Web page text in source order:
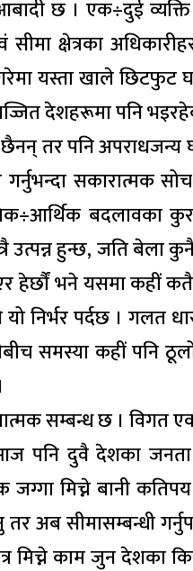
छ । एक÷दुई
सीमा क्षेत्रका
यस्ता खाले छिटफुट
देशहरूमा पनि
तर पनि
गर्नुभन्दा सकारात्मक
बदलावका
उत्पन्न हुन्छ, जति बेला
हेर्छौं भने यसमा कहीं
निर्भर पर्दछ । गलत
समस्या कहीं पनि
सम्बन्ध छ । विगत
पनि दुवै देशका
जग्गा मिच्ने बानी
अब सीमासम्बन्धी
मिच्ने काम जुन देशका